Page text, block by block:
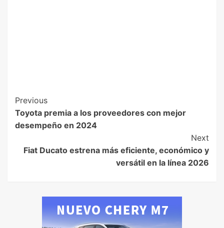
Previous
Toyota premia a los proveedores con mejor
desempeño en 2024
Next
Fiat Ducato estrena más eficiente, económico y
versátil en la línea 2026